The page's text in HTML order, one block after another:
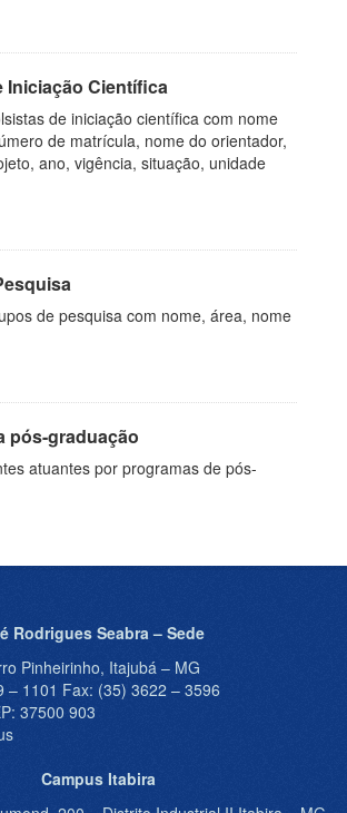
Iniciação Científica
de iniciação científica com nome
de matrícula, nome do orientador,
ano, vigência, situação, unidade
de pesquisa com nome, área, nome
pós-graduação
atuantes por programas de pós-
Rodrigues Seabra – Sede
Pinheirinho, Itajubá – MG
– 1101 Fax: (35) 3622 – 3596
37500 903
Campus Itabira